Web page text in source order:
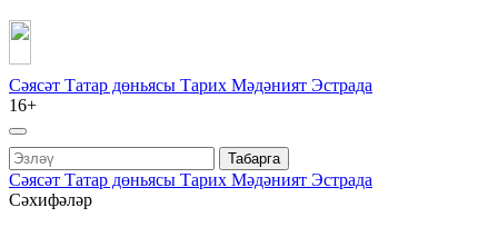
Сәясәт Татар дөньясы Тарих Мәдәният Эстрада
16+
Табарга
Сәясәт Татар дөньясы Тарих Мәдәният Эстрада
Сәхифәләр